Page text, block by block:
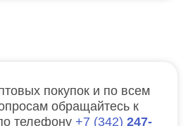
покупок и по всем
обращайтесь к
телефону
7 342 247-